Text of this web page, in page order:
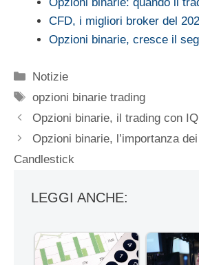
Opzioni binarie: quando il
CFD, i migliori broker del
Opzioni binarie, cresce il
Categorie
Notizie
Tag
opzioni binarie trading
Opzioni binarie, il trading con
Opzioni binarie, l’importanza
Candlestick
LEGGI ANCHE: